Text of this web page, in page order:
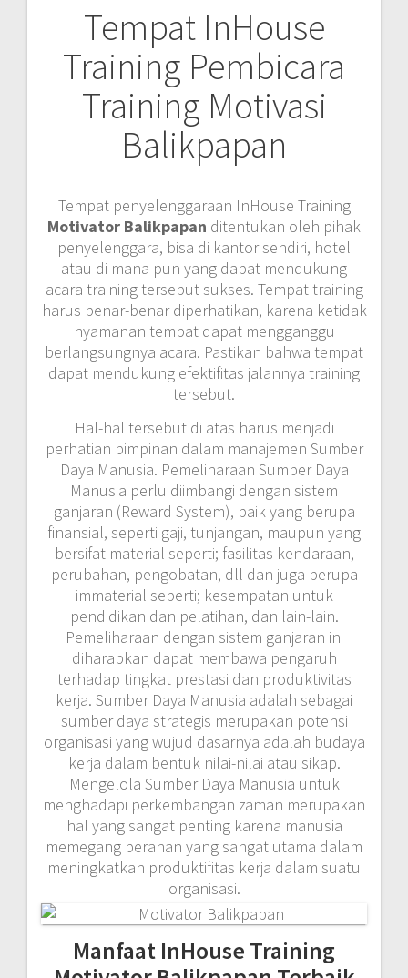
Tempat InHouse
Training Pembicara
Training Motivasi
Balikpapan
Tempat penyelenggaraan InHouse Training
Motivator Balikpapan ditentukan oleh pihak
penyelenggara, bisa di kantor sendiri, hotel
atau di mana pun yang dapat mendukung
acara training tersebut sukses. Tempat training
harus benar-benar diperhatikan, karena ketidak
nyamanan tempat dapat mengganggu
berlangsungnya acara. Pastikan bahwa tempat
dapat mendukung efektifitas jalannya training
tersebut.
Hal-hal tersebut di atas harus menjadi
perhatian pimpinan dalam manajemen Sumber
Daya Manusia. Pemeliharaan Sumber Daya
Manusia perlu diimbangi dengan sistem
ganjaran (Reward System), baik yang berupa
finansial, seperti gaji, tunjangan, maupun yang
bersifat material seperti; fasilitas kendaraan,
perubahan, pengobatan, dll dan juga berupa
immaterial seperti; kesempatan untuk
pendidikan dan pelatihan, dan lain-lain.
Pemeliharaan dengan sistem ganjaran ini
diharapkan dapat membawa pengaruh
terhadap tingkat prestasi dan produktivitas
kerja. Sumber Daya Manusia adalah sebagai
sumber daya strategis merupakan potensi
organisasi yang wujud dasarnya adalah budaya
kerja dalam bentuk nilai-nilai atau sikap.
Mengelola Sumber Daya Manusia untuk
menghadapi perkembangan zaman merupakan
hal yang sangat penting karena manusia
memegang peranan yang sangat utama dalam
meningkatkan produktifitas kerja dalam suatu
organisasi.
Manfaat InHouse Training